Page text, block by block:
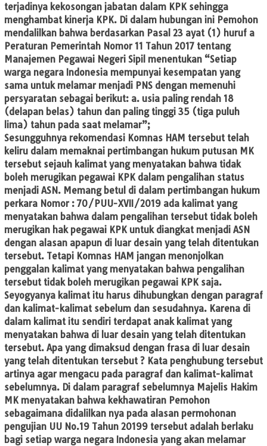
terjadinya kekosongan jabatan dalam KPK sehingga
menghambat kinerja KPK. Di dalam hubungan ini Pemohon
mendalilkan bahwa berdasarkan Pasal 23 ayat (1) huruf a
Peraturan Pemerintah Nomor 11 Tahun 2017 tentang
Manajemen Pegawai Negeri Sipil menentukan “Setiap
warga negara Indonesia mempunyai kesempatan yang
sama untuk melamar menjadi PNS dengan memenuhi
persyaratan sebagai berikut: a. usia paling rendah 18
(delapan belas) tahun dan paling tinggi 35 (tiga puluh
lima) tahun pada saat melamar”;
Sesungguhnya rekomendasi Komnas HAM tersebut telah
keliru dalam memaknai pertimbangan hukum putusan MK
tersebut sejauh kalimat yang menyatakan bahwa tidak
boleh merugikan pegawai KPK dalam pengalihan status
menjadi ASN. Memang betul di dalam pertimbangan hukum
perkara Nomor : 70/PUU-XVII/2019 ada kalimat yang
menyatakan bahwa dalam pengalihan tersebut tidak boleh
merugikan hak pegawai KPK untuk diangkat menjadi ASN
dengan alasan apapun di luar desain yang telah ditentukan
tersebut. Tetapi Komnas HAM jangan menonjolkan
penggalan kalimat yang menyatakan bahwa pengalihan
tersebut tidak boleh merugikan pegawai KPK saja.
Seyogyanya kalimat itu harus dihubungkan dengan paragraf
dan kalimat-kalimat sebelum dan sesudahnya. Karena di
dalam kalimat itu sendiri terdapat anak kalimat yang
menyatakan bahwa di luar desain yang telah ditentukan
tersebut. Apa yang dimaksud dengan frasa di luar desain
yang telah ditentukan tersebut ? Kata penghubung tersebut
artinya agar mengacu pada paragraf dan kalimat-kalimat
sebelumnya. Di dalam paragraf sebelumnya Majelis Hakim
MK menyatakan bahwa kekhawatiran Pemohon
sebagaimana didalilkan nya pada alasan permohonan
pengujian UU No.19 Tahun 20199 tersebut adalah berlaku
bagi setiap warga negara Indonesia yang akan melamar